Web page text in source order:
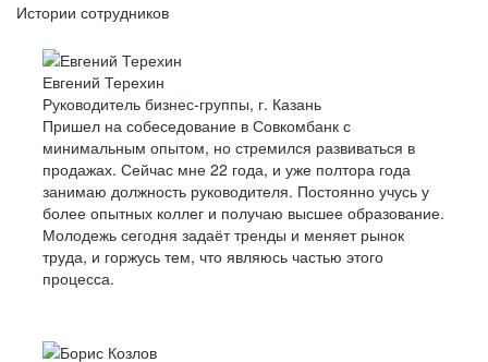
Истории сотрудников
Евгений Терехин
Руководитель бизнес-группы, г. Казань
Пришел на собеседование в Совкомбанк с
минимальным опытом, но стремился развиваться в
продажах. Сейчас мне 22 года, и уже полтора года
занимаю должность руководителя. Постоянно учусь у
более опытных коллег и получаю высшее образование.
Молодежь сегодня задаёт тренды и меняет рынок
труда, и горжусь тем, что являюсь частью этого
процесса.